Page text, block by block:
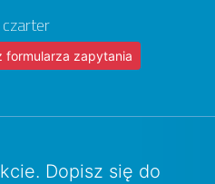
formularza zapytania
Dopisz się do